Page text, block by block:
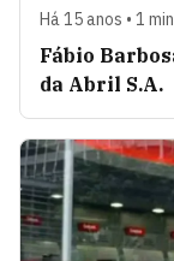
Há 15 anos • 1
Fábio
da Abril S.A.